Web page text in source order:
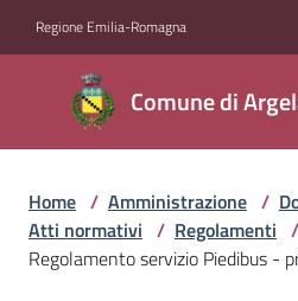
Regione Emilia-Romagna
Comune di
Comune
di
Argelato
Amministrazione
Home / Amministrazione /
Atti normativi / Regolamenti /
Regolamento servizio Piedibus -